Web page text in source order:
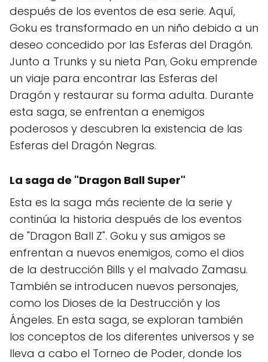
después de los eventos de esa serie. Aquí,
Goku es transformado en un niño debido a un
deseo concedido por las Esferas del Dragón.
Junto a Trunks y su nieta Pan, Goku emprende
un viaje para encontrar las Esferas del
Dragón y restaurar su forma adulta. Durante
esta saga, se enfrentan a enemigos
poderosos y descubren la existencia de las
Esferas del Dragón Negras.
La saga de "Dragon Ball Super"
Esta es la saga más reciente de la serie y
continúa la historia después de los eventos
de "Dragon Ball Z". Goku y sus amigos se
enfrentan a nuevos enemigos, como el dios
de la destrucción Bills y el malvado Zamasu.
También se introducen nuevos personajes,
como los Dioses de la Destrucción y los
Ángeles. En esta saga, se exploran también
los conceptos de los diferentes universos y se
lleva a cabo el Torneo de Poder, donde los